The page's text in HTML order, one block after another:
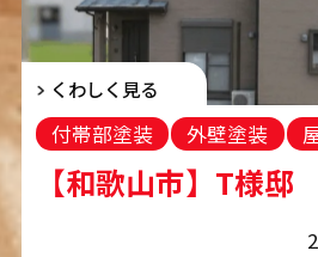
くわしく見る
【和歌山市】T様
付帯部塗装 外壁塗装
コーキング工事